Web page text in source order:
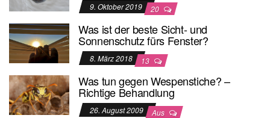
9. Oktober 2019 20
Was ist der beste Sicht- und
Sonnenschutz fürs Fenster?
8. März 2018 13
Was tun gegen Wespenstiche? –
Richtige Behandlung
26. August 2009 Aus